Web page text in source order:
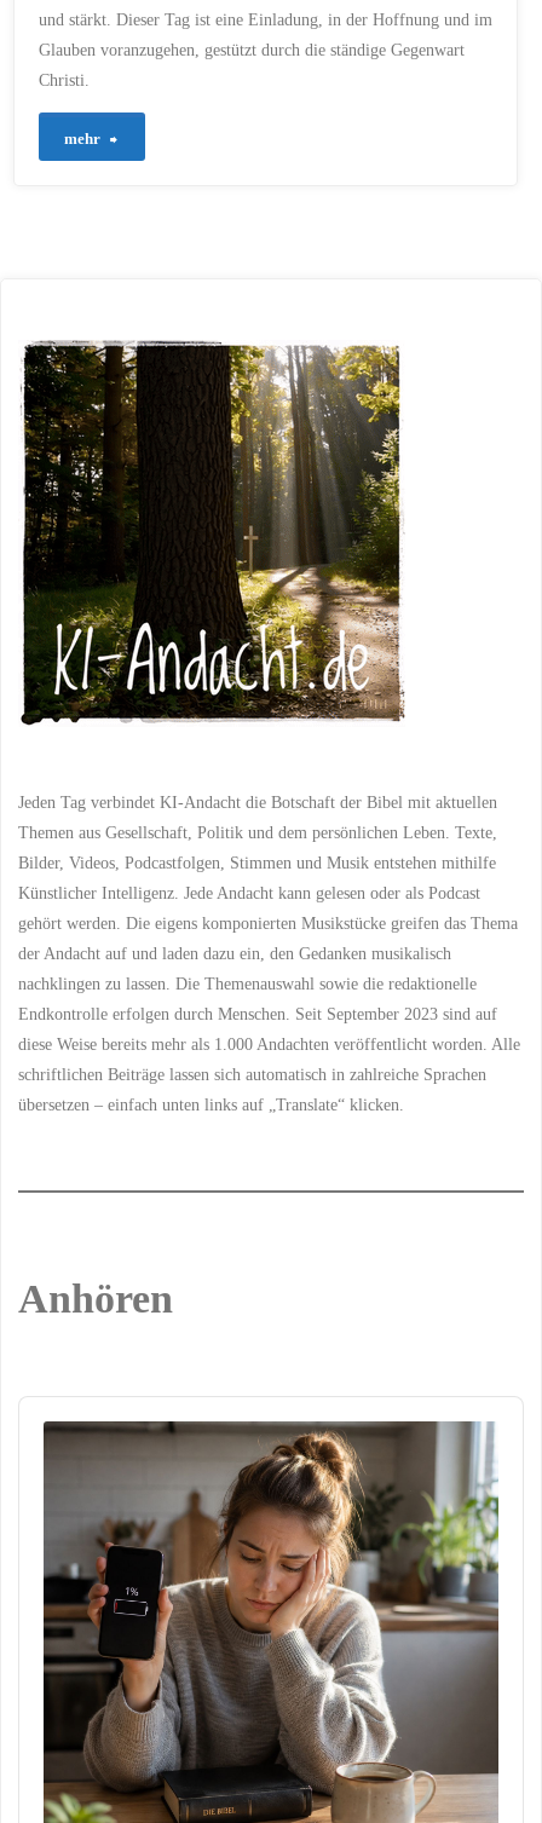
und stärkt. Dieser Tag ist eine Einladung, in der Hoffnung und im
Glauben voranzugehen, gestützt durch die ständige Gegenwart
Christi.
mehr
Fest
des
Abschieds
und
der
Verheißung"
Jeden Tag verbindet KI-Andacht die Botschaft der Bibel mit aktuellen
Themen aus Gesellschaft, Politik und dem persönlichen Leben. Texte,
Bilder, Videos, Podcastfolgen, Stimmen und Musik entstehen mithilfe
Künstlicher Intelligenz. Jede Andacht kann gelesen oder als Podcast
gehört werden. Die eigens komponierten Musikstücke greifen das Thema
der Andacht auf und laden dazu ein, den Gedanken musikalisch
nachklingen zu lassen. Die Themenauswahl sowie die redaktionelle
Endkontrolle erfolgen durch Menschen. Seit September 2023 sind auf
diese Weise bereits mehr als 1.000 Andachten veröffentlicht worden. Alle
schriftlichen Beiträge lassen sich automatisch in zahlreiche Sprachen
übersetzen – einfach unten links auf „Translate“ klicken.
Anhören
Audio
Player